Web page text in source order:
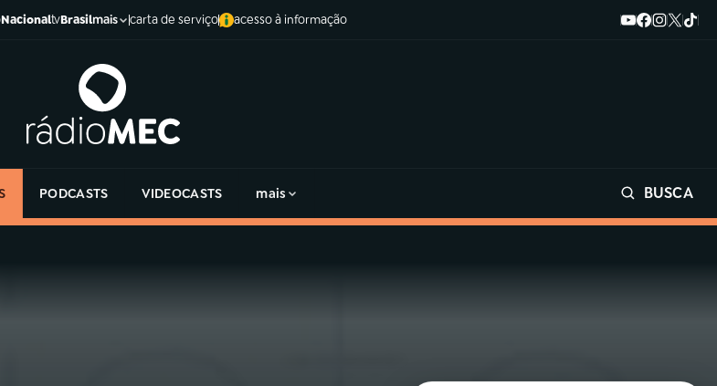
NacionaltvBrasilmais carta de serviço acesso à informação
PODCASTS VIDEOCASTS mais BUSCA